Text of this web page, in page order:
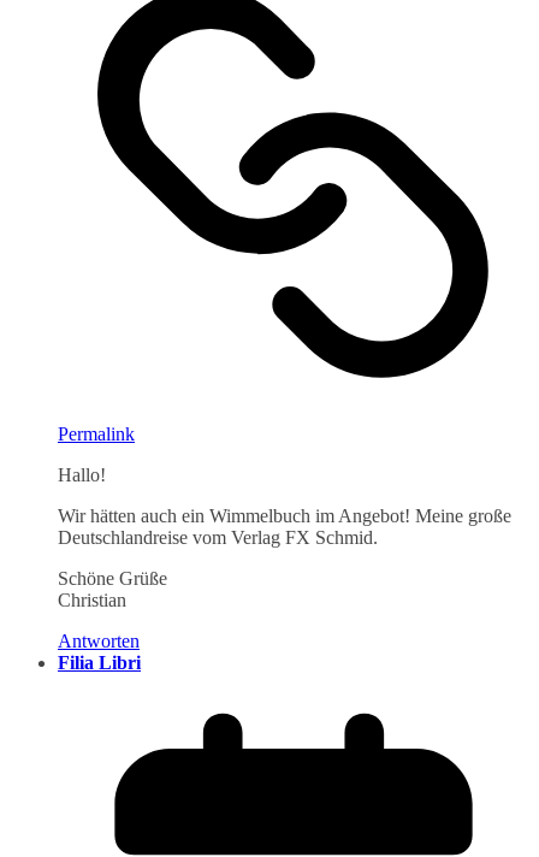
Permalink
Hallo!
Wir hätten auch ein Wimmelbuch im Angebot! Meine große
Deutschlandreise vom Verlag FX Schmid.
Schöne Grüße
Christian
Antworten
Filia Libri